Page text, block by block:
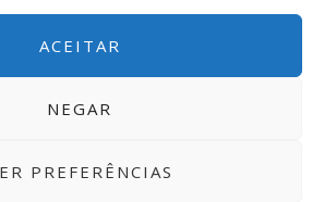
ACEITAR
NEGAR
PREFERÊNCIAS